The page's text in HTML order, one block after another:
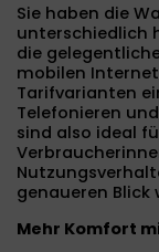
Sie haben die
unterschiedlich
die
mobilen
Tarifvarianten
Telefonieren
sind also ideal
genaueren Blick
Mehr Komfort